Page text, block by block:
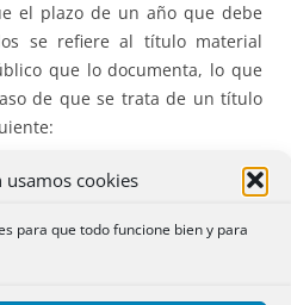
usamos cookies
para que todo funcione bien y para
el plazo de un año que debe
se refiere al título material
que lo documenta, lo que
de que se trata de un título
en los casos de aceptación
de la propiedad de los bienes
de un año a que se refiere el